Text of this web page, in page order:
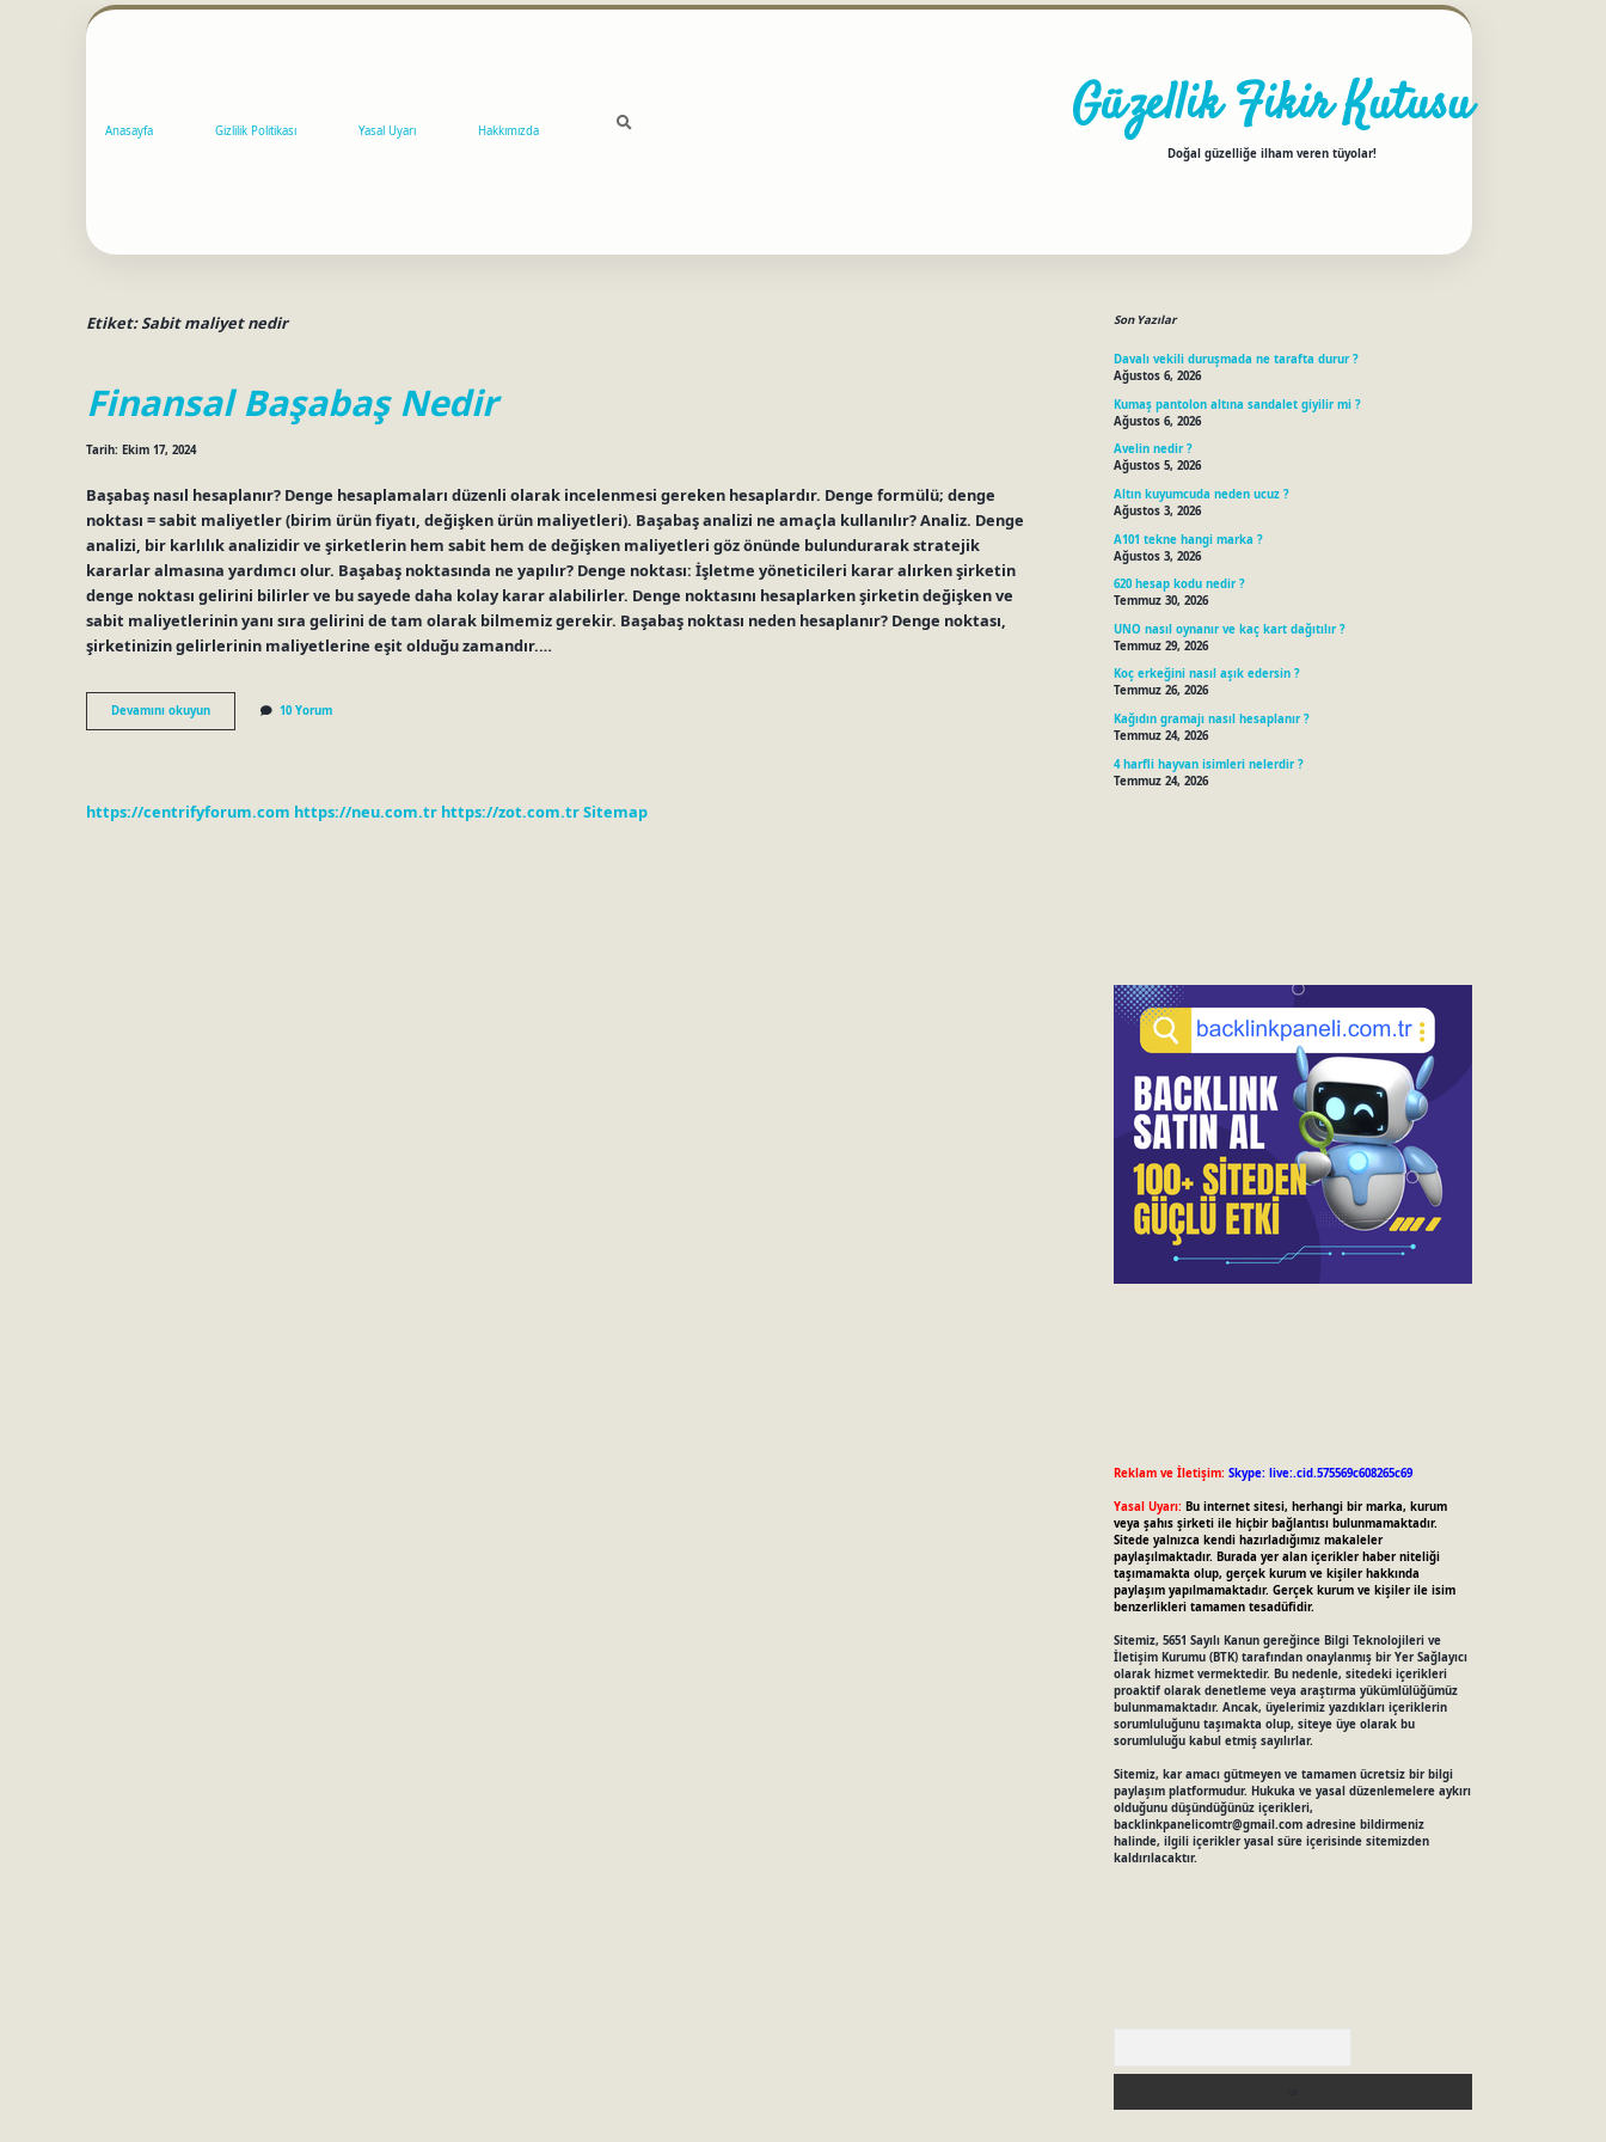
Anasayfa Gizlilik Politikası Yasal Uyarı Hakkımızda Güzellik Fikir Kutusu
Doğal güzelliğe ilham veren tüyolar!
Etiket:Sabit maliyet nedir
Finansal Başabaş Nedir
Tarih: Ekim 17, 2024
Başabaş nasıl hesaplanır? Denge hesaplamaları düzenli olarak incelenmesi gereken hesaplardır. Denge formülü; denge
noktası = sabit maliyetler (birim ürün fiyatı, değişken ürün maliyetleri). Başabaş analizi ne amaçla kullanılır? Analiz. Denge
analizi, bir karlılık analizidir ve şirketlerin hem sabit hem de değişken maliyetleri göz önünde bulundurarak stratejik
kararlar almasına yardımcı olur. Başabaş noktasında ne yapılır? Denge noktası: İşletme yöneticileri karar alırken şirketin
denge noktası gelirini bilirler ve bu sayede daha kolay karar alabilirler. Denge noktasını hesaplarken şirketin değişken ve
sabit maliyetlerinin yanı sıra gelirini de tam olarak bilmemiz gerekir. Başabaş noktası neden hesaplanır? Denge noktası,
şirketinizin gelirlerinin maliyetlerine eşit olduğu zamandır.…
Devamını okuyunFinansal
Başabaş
10 Yorum
https://centrifyforum.com https://neu.com.tr https://zot.com.trSitemap
Son Yazılar
Davalı vekili duruşmada ne tarafta durur ?
Ağustos 6, 2026
Kumaş pantolon altına sandalet giyilir mi ?
Ağustos 6, 2026
Avelin nedir ?
Ağustos 5, 2026
Altın kuyumcuda neden ucuz ?
Ağustos 3, 2026
A101 tekne hangi marka ?
Ağustos 3, 2026
620 hesap kodu nedir ?
Temmuz 30, 2026
UNO nasıl oynanır ve kaç kart dağıtılır ?
Temmuz 29, 2026
Koç erkeğini nasıl aşık edersin ?
Temmuz 26, 2026
Kağıdın gramajı nasıl hesaplanır ?
Temmuz 24, 2026
4 harfli hayvan isimleri nelerdir ?
Temmuz 24, 2026
Reklam ve İletişim: Skype: live:.cid.575569c608265c69
Yasal Uyarı: Bu internet sitesi, herhangi bir marka, kurum
veya şahıs şirketi ile hiçbir bağlantısı bulunmamaktadır.
Sitede yalnızca kendi hazırladığımız makaleler
paylaşılmaktadır. Burada yer alan içerikler haber niteliği
taşımamakta olup, gerçek kurum ve kişiler hakkında
paylaşım yapılmamaktadır. Gerçek kurum ve kişiler ile isim
benzerlikleri tamamen tesadüfidir.
Sitemiz, 5651 Sayılı Kanun gereğince Bilgi Teknolojileri ve
İletişim Kurumu (BTK) tarafından onaylanmış bir Yer Sağlayıcı
olarak hizmet vermektedir. Bu nedenle, sitedeki içerikleri
proaktif olarak denetleme veya araştırma yükümlülüğümüz
bulunmamaktadır. Ancak, üyelerimiz yazdıkları içeriklerin
sorumluluğunu taşımakta olup, siteye üye olarak bu
sorumluluğu kabul etmiş sayılırlar.
Sitemiz, kar amacı gütmeyen ve tamamen ücretsiz bir bilgi
paylaşım platformudur. Hukuka ve yasal düzenlemelere aykırı
olduğunu düşündüğünüz içerikleri,
backlinkpanelicomtr@gmail.comadresine bildirmeniz
halinde, ilgili içerikler yasal süre içerisinde sitemizden
kaldırılacaktır.